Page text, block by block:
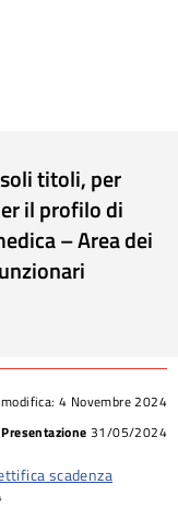
titoli, per
il profilo di
– Area dei
4 Novembre 2024
31/05/2024
scadenza